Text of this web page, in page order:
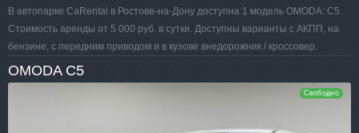
В автопарке CaRental в Ростове-на-Дону доступна 1 модель OMODA: C5.
Стоимость аренды от 5 000 руб. в сутки. Доступны варианты с АКПП, на
бензине, с передним приводом и в кузове внедорожник / кроссовер.
OMODA C5
Свободно